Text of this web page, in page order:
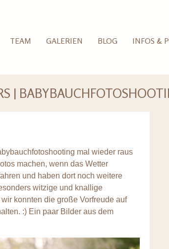
TEAM GALERIEN BLOG INFOS &
|
mal wieder raus
machen, wenn das Wetter
und haben dort noch weitere
witzige und knallige
konnten die große Vorfreude auf
:) Ein paar Bilder aus dem